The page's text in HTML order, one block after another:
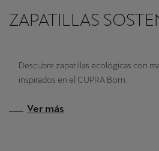
ZAPATILLAS
Descubre zapatillas ecológicas con
inspirados en el CUPRA Born.
Ver más